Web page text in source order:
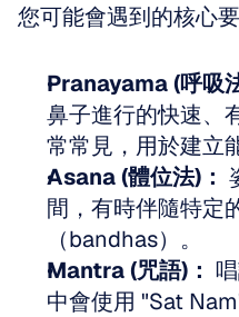
您可能會遇到的核心
Pranayama (呼吸
鼻子進行的快速、
常常見，用於建立
Asana (體位法)：
間，有時伴隨特定
（bandhas）。
Mantra (咒語)：
中會使用 "Sat